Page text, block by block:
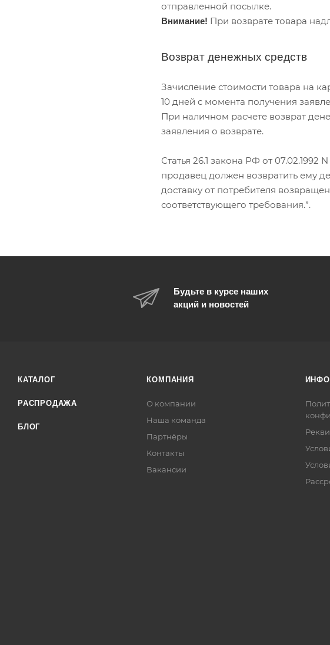
отправленной посылке.
Внимание! При возврате товара
Возврат денежных средств
Зачисление стоимости товара на
10 дней с момента получения
При наличном расчете возврат
заявления о возврате.
Статья 26.1 закона РФ от 07.02.1992
продавец должен возвратить ему
доставку от потребителя
соответствующего требования.”.
Будьте в курсе наших
акций и новостей
КАТАЛОГ
РАСПРОДАЖА
БЛОГ
КОМПАНИЯ
О компании
Наша команда
Партнёры
Контакты
Вакансии